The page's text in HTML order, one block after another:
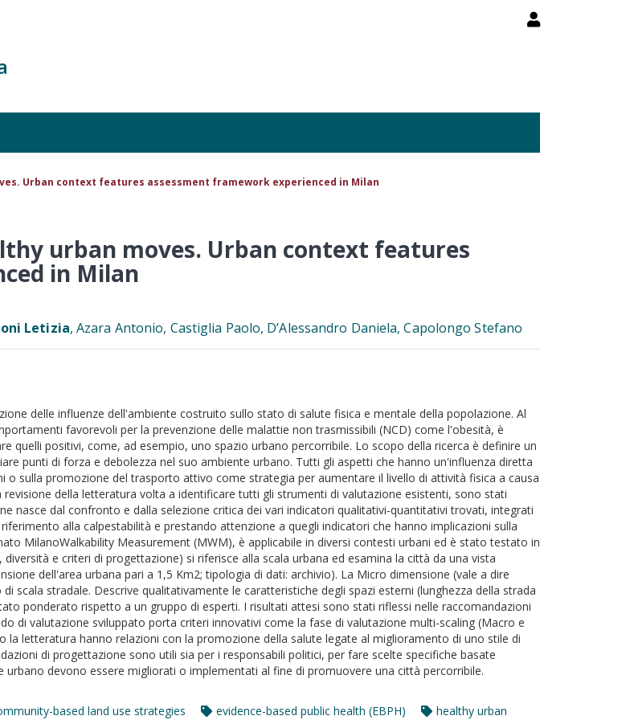
Urban context features assessment framework experienced in Milan
urban moves. Urban context features
in Milan
Letizia, Azara Antonio, Castiglia Paolo, D’Alessandro Daniela, Capolongo Stefano
delle influenze dell'ambiente costruito sullo stato di salute fisica e mentale della popolazione. Al
favorevoli per la prevenzione delle malattie non trasmissibili (NCD) come l'obesità, è
quelli positivi, come, ad esempio, uno spazio urbano percorribile. Lo scopo della ricerca è definire un
punti di forza e debolezza nel suo ambiente urbano. Tutti gli aspetti che hanno un'influenza diretta
o sulla promozione del trasporto attivo come strategia per aumentare il livello di attività fisica a causa
della letteratura volta a identificare tutti gli strumenti di valutazione esistenti, sono stati
nasce dal confronto e dalla selezione critica dei vari indicatori qualitativi-quantitativi trovati, integrati
alla calpestabilità e prestando attenzione a quegli indicatori che hanno implicazioni sulla
MilanoWalkability Measurement (MWM), è applicabile in diversi contesti urbani ed è stato testato in
e criteri di progettazione) si riferisce alla scala urbana ed esamina la città da una vista
dell'area urbana pari a 1,5 Km2; tipologia di dati: archivio). La Micro dimensione (vale a dire
scala stradale. Descrive qualitativamente le caratteristiche degli spazi esterni (lunghezza della strada
ponderato rispetto a un gruppo di esperti. I risultati attesi sono stati riflessi nelle raccomandazioni
di valutazione sviluppato porta criteri innovativi come la fase di valutazione multi-scaling (Macro e
la letteratura hanno relazioni con la promozione della salute legate al miglioramento di uno stile di
di progettazione sono utili sia per i responsabili politici, per fare scelte specifiche basate
devono essere migliorati o implementati al fine di promuovere una città percorribile.
based land use strategies evidence-based public health (EBPH)
healthy urban